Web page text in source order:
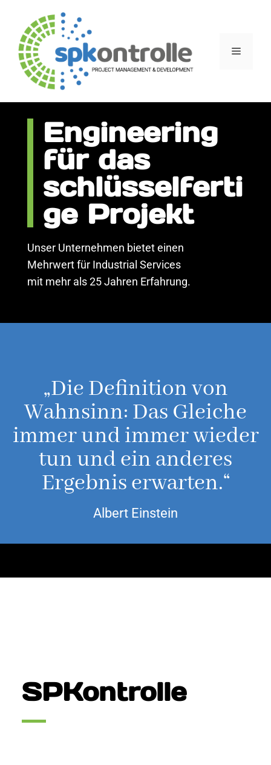
Engineering
für das
schlüsselferti
ge Projekt
Unser Unternehmen bietet einen
Mehrwert für Industrial Services
mit mehr als 25 Jahren Erfahrung.
„Die Definition von
Wahnsinn: Das Gleiche
immer und immer wieder
tun und ein anderes
Ergebnis erwarten.“
Albert Einstein
SPKontrolle